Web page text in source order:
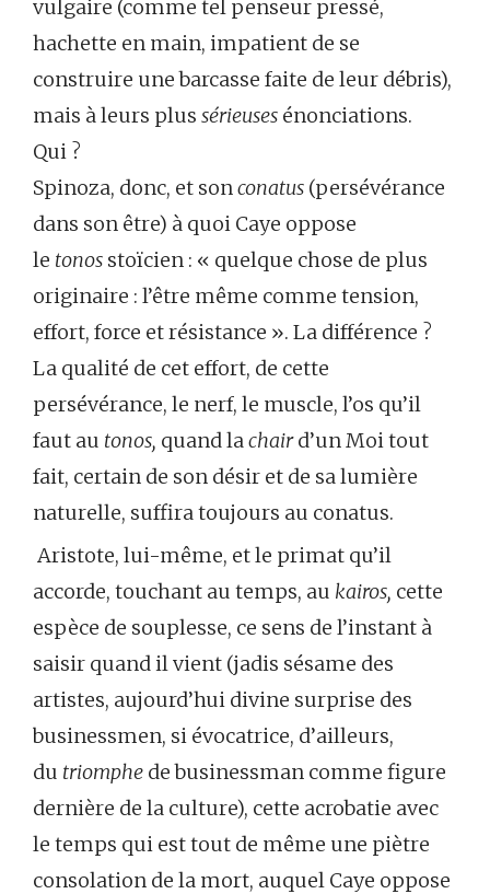
vulgaire (comme tel penseur pressé,
hachette en main, impatient de se
construire une barcasse faite de leur débris),
mais à leurs plus sérieuses énonciations.
Qui ?
Spinoza, donc, et sonconatus (persévérance
dans son être) à quoi Caye oppose
le tonos stoïcien : « quelque chose de plus
originaire : l’être même comme tension,
effort, force et résistance ». La différence ?
La qualité de cet effort, de cette
persévérance, le nerf, le muscle, l’os qu’il
faut au tonos, quand lachaird’un Moi tout
fait, certain de son désir et de sa lumière
naturelle, suffira toujours au conatus.
Aristote, lui-même, et le primat qu’il
accorde, touchant au temps, au kairos, cette
espèce de souplesse, ce sens de l’instant à
saisir quand il vient (jadis sésame des
artistes, aujourd’hui divine surprise des
businessmen, si évocatrice, d’ailleurs,
du triomphe de businessman comme figure
dernière de la culture), cette acrobatie avec
le temps qui est tout de même une piètre
consolation de la mort, auquel Caye oppose